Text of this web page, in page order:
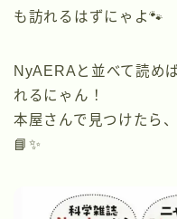
も訪れるはずにゃよ🐾
NyAERAと並べて読め
れるにゃん！
本屋さんで見つけたら
📘✨